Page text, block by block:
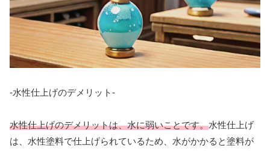
-水性仕上げのデメリット-
水性仕上げのデメリットは、水に弱いことです。水性仕上げ
は、水性塗料で仕上げられているため、水がかかると塗料が